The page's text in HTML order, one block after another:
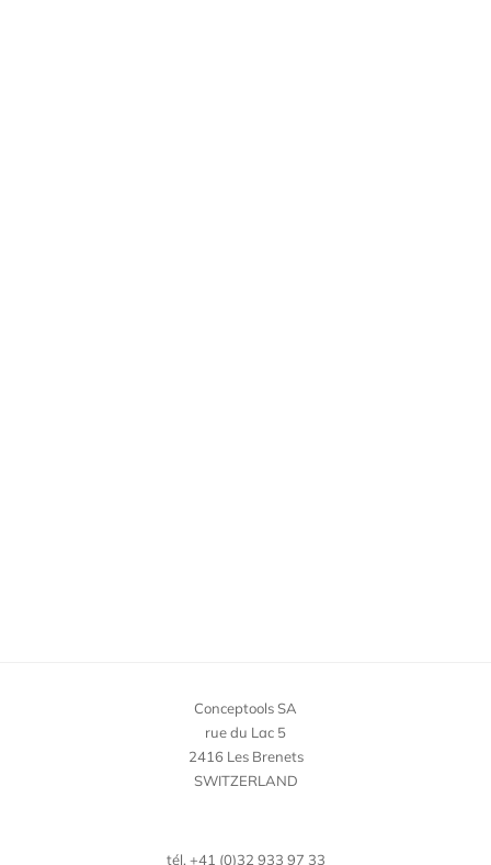
Conceptools SA
rue du Lac 5
2416 Les Brenets
SWITZERLAND
tél. +41 (0)32 933 97 33